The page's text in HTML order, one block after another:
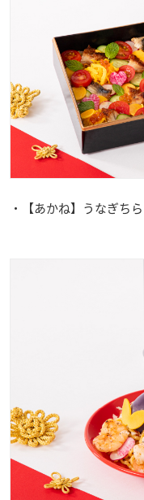
・【あかね】うなぎち